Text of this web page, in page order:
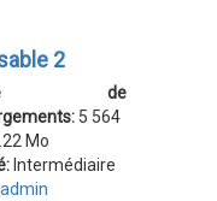
2
de
5 564
Mo
Intermédiaire
admin